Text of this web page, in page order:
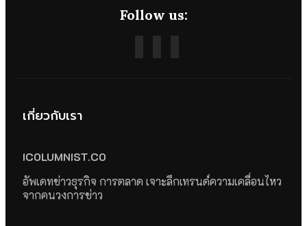
Follow us:
เกี่ยวกับเรา
ICOLUMNIST.CO
อัพเดทข่าวธุรกิจ การตลาด เจาะลึกเทรนด์ความเคลื่อนไหว
จากคนวงการข่าว